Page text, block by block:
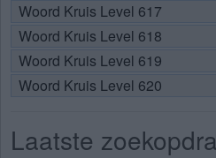
Woord Kruis Level 617
Woord Kruis Level 618
Woord Kruis Level 619
Woord Kruis Level 620
Laatste